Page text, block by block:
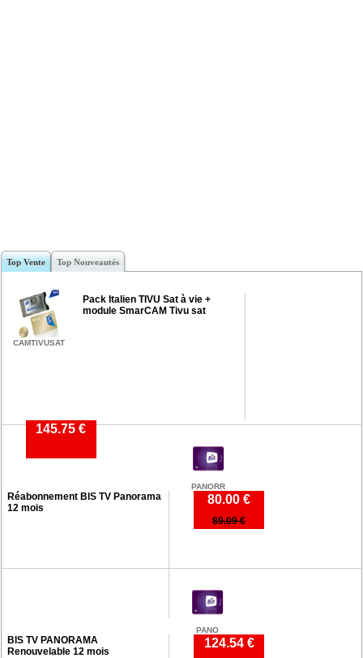
Top Vente Top Nouveautés
CAMTIVUSAT
Pack Italien TIVU Sat à vie +
module SmarCAM Tivu sat
145.75 €
PANORR
Réabonnement BIS TV Panorama
12 mois
80.00 €
89.09 €
PANO
BIS TV PANORAMA
Renouvelable 12 mois
124.54 €